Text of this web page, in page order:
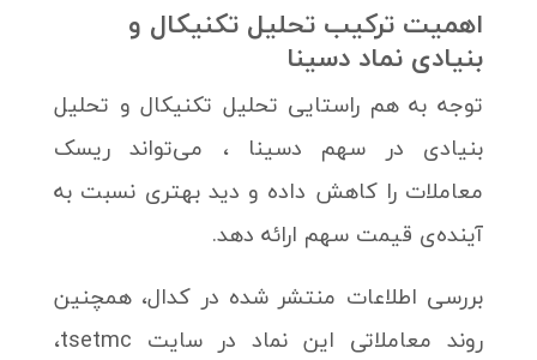
اهمیت ترکیب تحلیل تکنیکال و
بنیادی نماد دسینا
توجه به هم راستایی تحلیل تکنیکال و تحلیل
بنیادی در سهم دسینا ، می‌تواند ریسک
معاملات را کاهش داده و دید بهتری نسبت به
آینده‌ی قیمت سهم ارائه دهد.
بررسی اطلاعات منتشر شده در کدال، همچنین
روند معاملاتی این نماد در سایت tsetmc،